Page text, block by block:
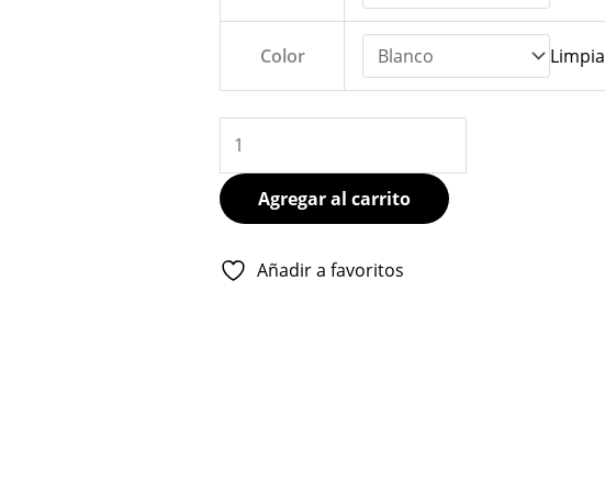
Color
BLANCO
cantidad
Agregar al carrito
Añadir a favoritos